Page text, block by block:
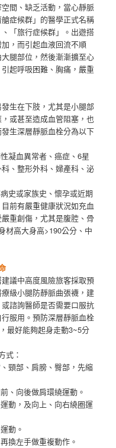
間、缺乏活動，當心靜脈
症候群」的醫學正式名稱
「旅行症候群」。出遊搭
，而引起血液回流不順
腿部位，然後漸漸擴至心
起呼吸困難、胸痛，嚴重
生在下肢，尤其是小腿部
或甚至造成血管阻塞，也
生深層靜脈血栓分為以下
凝血異常者、癌症、6星
、整形外科、婦產科、泌
史或家族史、懷孕或近期
前有嚴重健康狀況如充血
重創傷，尤其是腹腔、骨
材高大身高>190公分、中
議中高度風險旅客採取預
級小腿防靜脈曲張襪，建
諮詢醫師是否需要口服抗
服用。預防深層靜脈血栓
最好能夠起身走動3~5分
式：
頸部、肩膀、臀部，先縮
、向後做肩環繞運動。
動，及向上、向右繞圈運
動。
換左手做重複動作。